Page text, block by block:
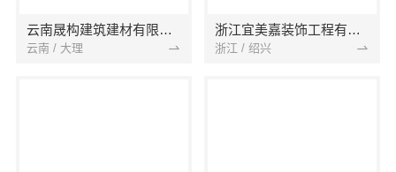
云南晟构建筑建材有限公司
云南 / 大理
浙江宜美嘉装饰工程有限公司
浙江 / 绍兴